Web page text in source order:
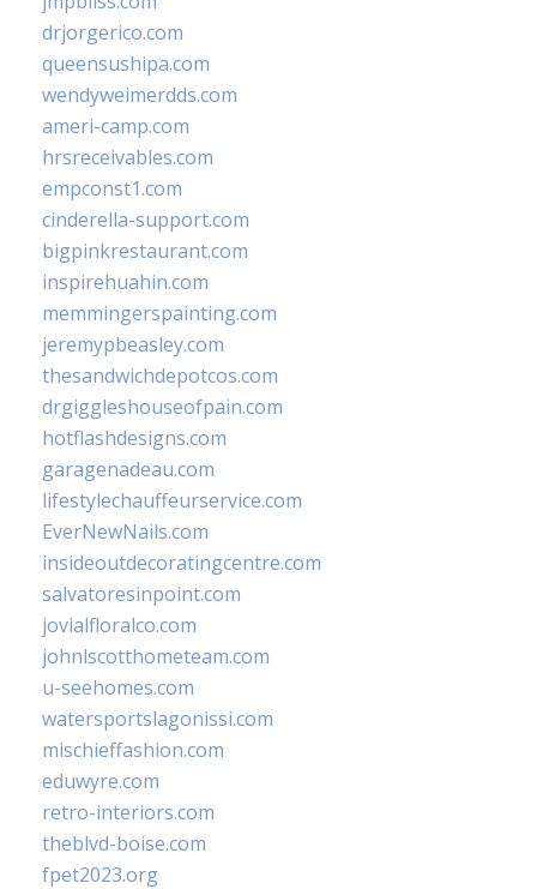
drjorgerico.com
queensushipa.com
wendyweimerdds.com
ameri-camp.com
hrsreceivables.com
empconst1.com
cinderella-support.com
bigpinkrestaurant.com
inspirehuahin.com
memmingerspainting.com
jeremypbeasley.com
thesandwichdepotcos.com
drgiggleshouseofpain.com
hotflashdesigns.com
garagenadeau.com
lifestylechauffeurservice.com
EverNewNails.com
insideoutdecoratingcentre.com
salvatoresinpoint.com
jovialfloralco.com
johnlscotthometeam.com
u-seehomes.com
watersportslagonissi.com
mischieffashion.com
eduwyre.com
retro-interiors.com
theblvd-boise.com
fpet2023.org